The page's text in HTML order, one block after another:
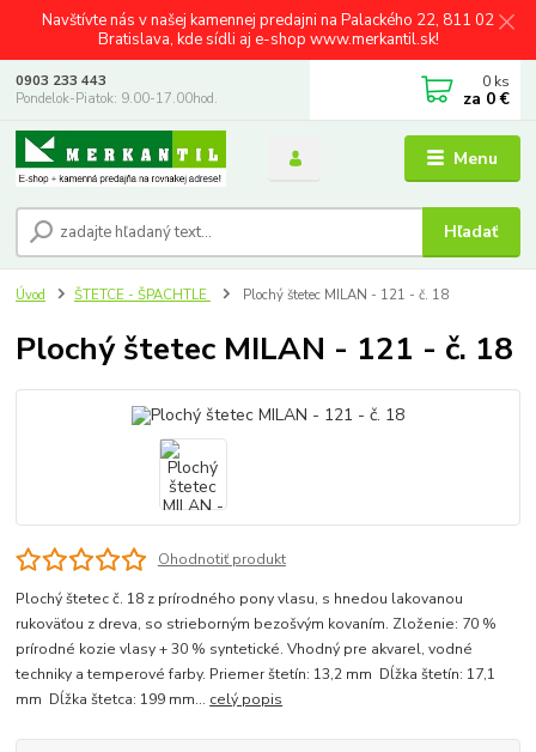
Navštívte nás v našej kamennej predajni na Palackého 22, 811 02
Bratislava, kde sídli aj e-shop www.merkantil.sk!
Menu
Hľadať
0903 233 443
Pondelok-Piatok: 9.00-17.00hod.
0 ks
za 0 €
Úvod ŠTETCE - ŠPACHTLE Plochý štetec MILAN - 121 - č. 18
Plochý štetec MILAN - 121 - č. 18
Ohodnotiť produkt
Plochý štetec č. 18 z prírodného pony vlasu, s hnedou lakovanou
rukoväťou z dreva, so strieborným bezošvým kovaním. Zloženie: 70 %
prírodné kozie vlasy + 30 % syntetické. Vhodný pre akvarel, vodné
techniky a temperové farby. Priemer štetín: 13,2 mm Dĺžka štetín: 17,1
mm Dĺžka štetca: 199 mm... celý popis